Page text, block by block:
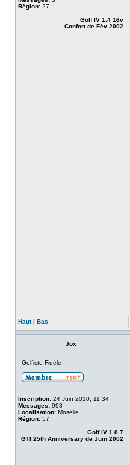
Région: 27
Golf IV 1.4 16v
Confort de Fév 2002
Haut| Bas
Jox
Golfiste Fidèle
Inscription: 24 Juin 2010, 11:34
Messages: 993
Localisation: Moselle
Région: 57
Golf IV 1.8 T
GTI 25th Anniversary de Juin 2002